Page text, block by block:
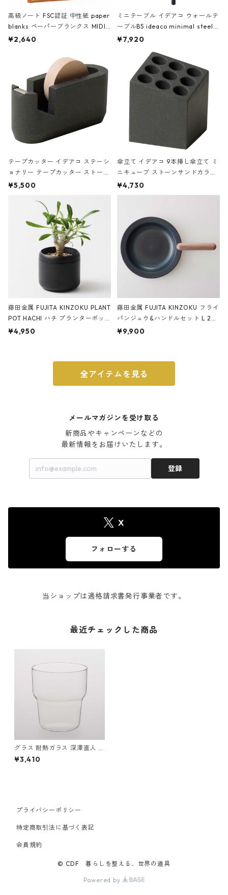
高級ノート FSC認証 中性紙 paper
blanks ペーパーブランクス MIDI
ハードカバー 罫線 ヴァン・ゴッホ
¥2,640
ミニテーブル イデアコ ウォールテ
ーブルB5 ideaco minimal steel f
urniture WALL Table B5 ネイビー
¥7,920
テープカッター イデアコ ステーシ
ョナリー テープカッター ストーン
サンドカラー 石調 ideaco Station
¥5,500
傘立て イデアコ 9本挿し傘立て ミ
ニキューブ ストーンサンドカラー
石調 ideaco Umbrella Stand CUB
E ストーンサンドブラック
¥4,730
藤田金属 FUJITA KINZOKU PLANT
POT HACHI ハチ プランターポッ
ト 3号 ブラック
¥4,950
藤田金属 FUJITA KINZOKU フライ
パンジュウ&ハンドルセット L 24c
m ガス火・IH対応 鉄フライパン
¥9,900
全アイテムを見る
メールマガジンを受け取る
新商品やキャンペーンなどの
最新情報をお届けいたします。
登録
X
フォローする
当ショップは適格請求書発行事業者です。
最近チェックした商品
グラス 耐熱ガラス 深澤直人 T
G Heat-resistant Glass Cup
Curved 350ml ティージー 耐
¥3,410
プライバシーポリシー
特定商取引法に基づく表記
会員規約
© CDF 暮らしを整える、世界の道具
Powered by